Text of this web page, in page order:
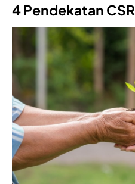
4 Pendekatan CSR